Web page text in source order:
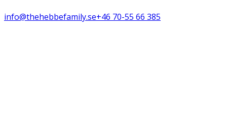
info@thehebbefamily.se+46 70-55 66 385